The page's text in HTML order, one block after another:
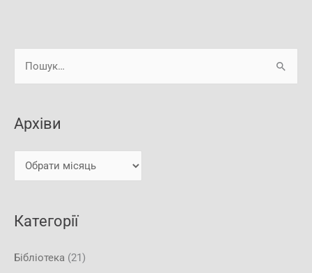
а
т
Архіви
Категорії
Бібліотека (21)